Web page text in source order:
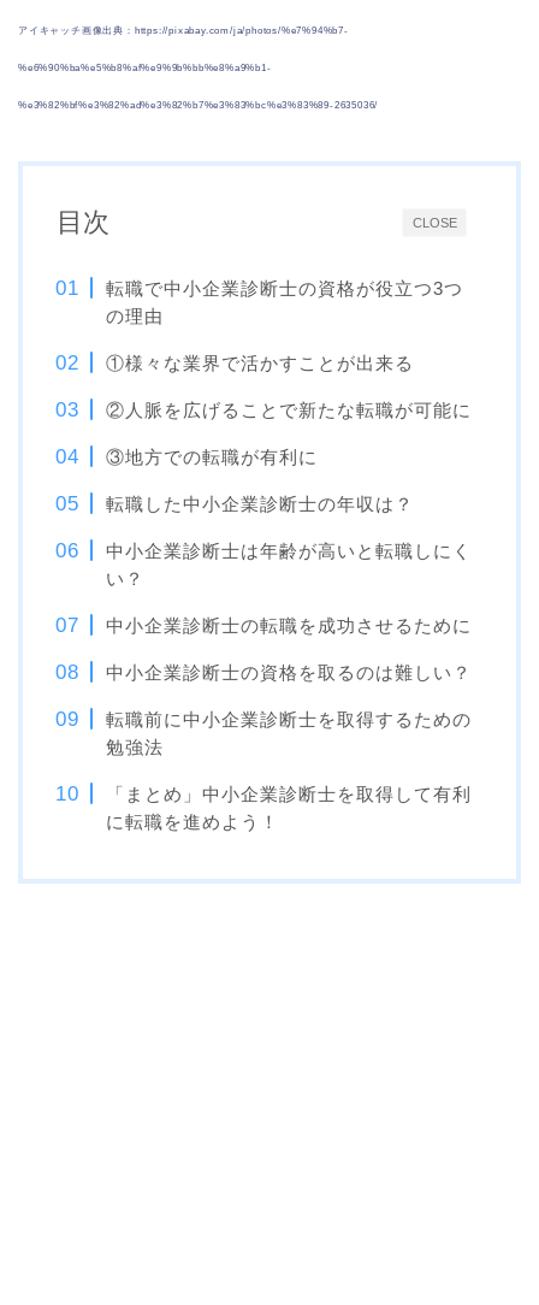
アイキャッチ画像出典：https://pixabay.com/ja/photos/%e7%94%b7-
%e6%90%ba%e5%b8%af%e9%9b%bb%e8%a9%b1-
%e3%82%bf%e3%82%ad%e3%82%b7%e3%83%bc%e3%83%89-2635036/
CLOSE
目次
転職で中小企業診断士の資格が役立つ3つ
の理由
①様々な業界で活かすことが出来る
②人脈を広げることで新たな転職が可能に
③地方での転職が有利に
転職した中小企業診断士の年収は？
中小企業診断士は年齢が高いと転職しにく
い？
中小企業診断士の転職を成功させるために
中小企業診断士の資格を取るのは難しい？
転職前に中小企業診断士を取得するための
勉強法
「まとめ」中小企業診断士を取得して有利
に転職を進めよう！